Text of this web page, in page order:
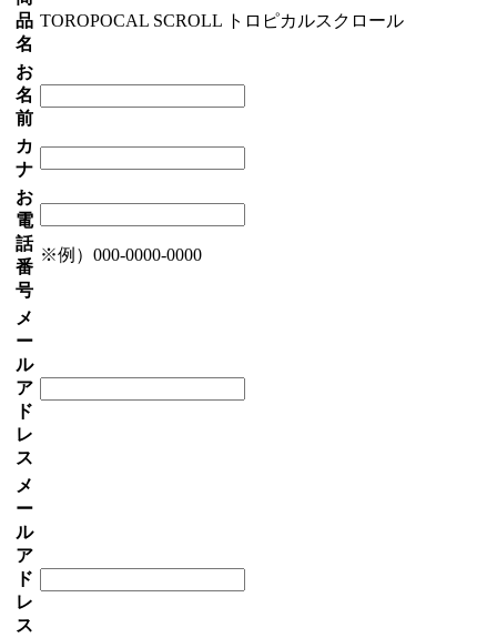
品
名
TOROPOCAL SCROLL トロピカルスクロール
お
名
前
カ
ナ
お
電
話
番
号
※例）000-0000-0000
メ
ー
ル
ア
ド
レ
ス
メ
ー
ル
ア
ド
レ
ス